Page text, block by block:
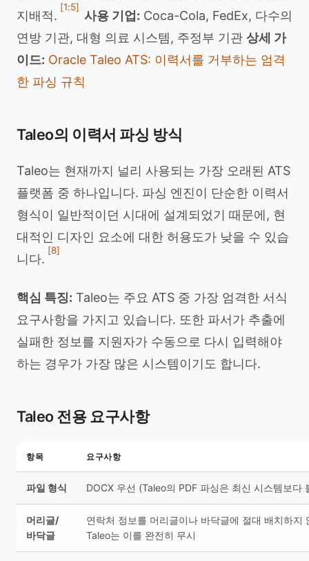
지배적.
[1:5]
사용 기업: Coca-Cola, FedEx, 다수의
연방 기관, 대형 의료 시스템, 주정부 기관 상세 가
이드: Oracle Taleo ATS: 이력서를 거부하는 엄격
한 파싱 규칙
Taleo의 이력서 파싱 방식
Taleo는 현재까지 널리 사용되는 가장 오래된 ATS
플랫폼 중 하나입니다. 파싱 엔진이 단순한 이력서
형식이 일반적이던 시대에 설계되었기 때문에, 현
대적인 디자인 요소에 대한 허용도가 낮을 수 있습
니다.
[8]
핵심 특징: Taleo는 주요 ATS 중 가장 엄격한 서식
요구사항을 가지고 있습니다. 또한 파서가 추출에
실패한 정보를 지원자가 수동으로 다시 입력해야
하는 경우가 가장 많은 시스템이기도 합니다.
Taleo 전용 요구사항
항목 요구사항
파일 형식 DOCX 우선 (Taleo의 PDF 파싱은 최신 시스템보다
머리글/
바닥글
연락처 정보를 머리글이나 바닥글에 절대 배치하
Taleo는 이를 완전히 무시